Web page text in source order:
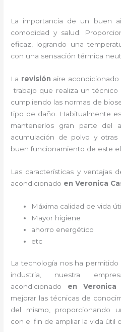
La importancia de un buen
comodidad y salud.
eficaz, logrando una
con una sensación térmica
La revisión aire acondicionado
trabajo que realiza un técnico
cumpliendo las normas de
tipo de daño. Habitualmente
mantenerlos gran parte del
acumulación de polvo y
buen funcionamiento de este
Las características y ventajas
acondicionado en Veronica
Máxima calidad de vida
Mayor higiene
ahorro energético
etc
La tecnología nos ha
industria, nuestra
acondicionado en Veronica
mejorar las técnicas de
del mismo, proporcionando
con el fin de ampliar la vida útil